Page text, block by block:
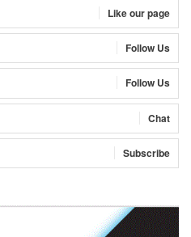
Like our page
Follow Us
Follow Us
Chat
Subscribe